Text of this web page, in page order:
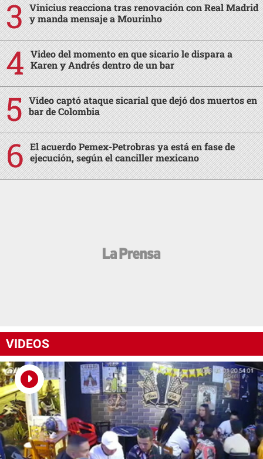
Vinicius reacciona tras renovación con Real Madrid
y manda mensaje a Mourinho
Video del momento en que sicario le dispara a
Karen y Andrés dentro de un bar
Video captó ataque sicarial que dejó dos muertos en
bar de Colombia
El acuerdo Pemex-Petrobras ya está en fase de
ejecución, según el canciller mexicano
VIDEOS